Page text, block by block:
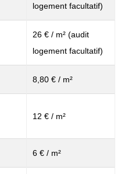
logement facultatif)
26 € / m² (audit
logement facultatif)
8,80 € / m²
12 € / m²
6 € / m²